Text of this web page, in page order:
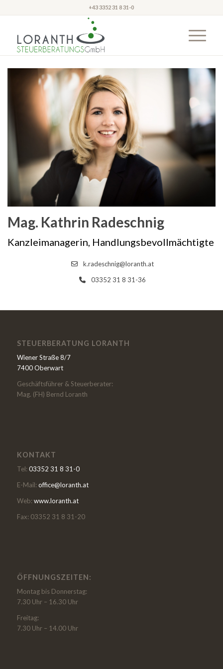
+43 3352 31 8 31-0
Mag. Kathrin Radeschnig
Kanzleimanagerin, Handlungsbevollmächtigte
k.radeschnig@loranth.at
03352 31 8 31-36
STEUERBERATUNG LORANTH
Wiener Straße 8/7
7400 Oberwart
Geschäftsführer & Steuerberater:
Mag. (FH) Bernd Loranth
KONTAKT
Tel: 03352 31 8 31-0
E-Mail: office@loranth.at
Web: www.loranth.at
Fax: 03352 31 8 31-20
ÖFFNUNGSZEITEN:
Montag bis Donnerstag:
7.30 Uhr – 16.30 Uhr
Freitag:
7.30 Uhr – 14.00 Uhr